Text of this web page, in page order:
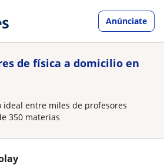
Anúnciate
de física a domicilio en
ideal entre miles de profesores
350 materias